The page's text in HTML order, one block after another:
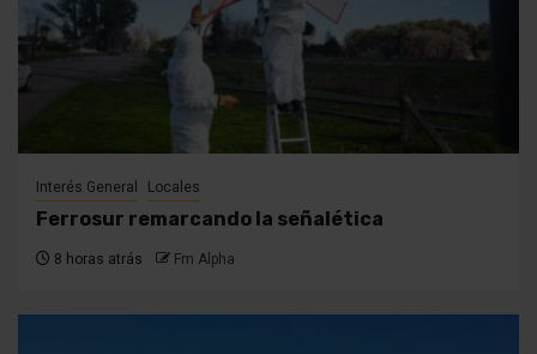
Interés General Locales
Ferrosur remarcando la señalética
8 horas atrás Fm Alpha